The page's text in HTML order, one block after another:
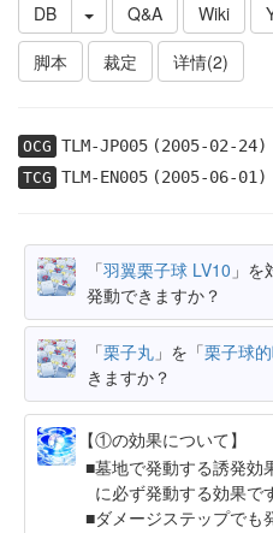
DB Q&A Wiki
脚本
裁定 详情(2)
OCG TLM-JP005(2005-02-24)
TCG TLM-EN005(2005-06-01)
「羽翼栗子球 LV10 」
発動できますか？
「栗子丸 」を「栗子球
きますか？
【①の効果について】
墓地で発動する誘発効
に必ず発動する効果で
ダメージステップでも